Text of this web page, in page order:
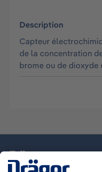
Description
Capteur
de la concentration
brome ou de dioxyde